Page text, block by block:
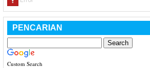
PENCARIAN
Custom Search